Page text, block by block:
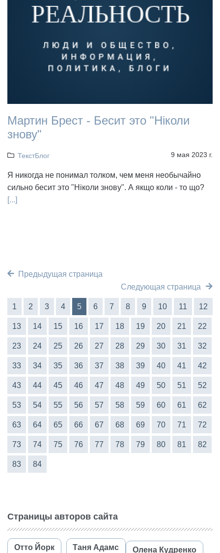
Мартин Брест - Бесит это "Ніколи
знову"
ТекстБлог 9 мая 2023 г.
Я никогда не понимал толком, чем меня необычайно
сильно бесит это "Ніколи знову". А якщо коли - то що?
[...]
Предыдущая страница
Следующая страница
1 2 3 4 5 6 7 8 9 10 11 12
13 14 15 16 17 18 19 20 21 22
23 24 25 26 27 28 29 30 31 32
33 34 35 36 37 38 39 40 41 42
43 44 45 46 47 48 49 50 51 52
53 54 55 56 57 58 59 60 61 62
63 64 65 66 67 68 69 70 71 72
73 74 75 76 77 78 79 80 81 82
83 84
Страницы авторов сайта
Отто Йорк Таня Адамс Олена Кудренко